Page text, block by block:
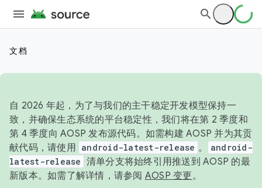
文档
自 2026 年起，为了与我们的主干稳定开发模型保持一
致，并确保生态系统的平台稳定性，我们将在第 2 季度和
第 4 季度向 AOSP 发布源代码。如需构建 AOSP 并为其贡
献代码，请使用 android-latest-release 。
android-
latest-release 清单分支将始终引用推送到 AOSP 的最
新版本。如需了解详情，请参阅 AOSP 变更。